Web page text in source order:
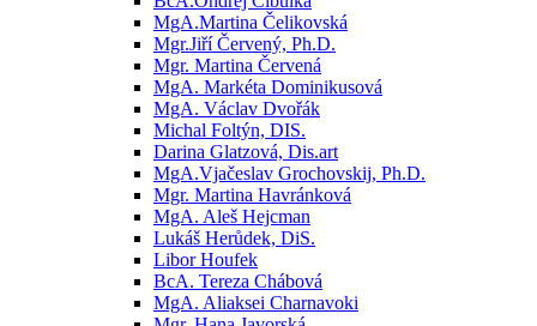
MgA.Martina Čelikovská
Mgr.Jiří Červený, Ph.D.
Mgr. Martina Červená
MgA. Markéta Dominikusová
MgA. Václav Dvořák
Michal Foltýn, DIS.
Darina Glatzová, Dis.art
MgA.Vjačeslav Grochovskij, Ph.D.
Mgr. Martina Havránková
MgA. Aleš Hejcman
Lukáš Herůdek, DiS.
Libor Houfek
BcA. Tereza Chábová
MgA. Aliaksei Charnavoki